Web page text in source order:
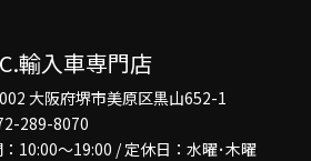
輸入車専門店
大阪府堺市美原区黒山652-1
289-8070
10:00～19:00 / 定休日：水曜･木曜